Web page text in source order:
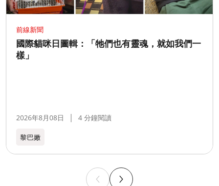
前線新聞
國際貓咪日圖輯：「牠們也有靈魂，就如我們一
樣」
2026年8月08日 4 分鐘閱讀
黎巴嫩​